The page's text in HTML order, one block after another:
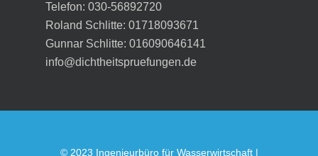
Telefon: 030-56892720
Roland Schlitte: 01718093671
Gunnar Schlitte: 016090646141
info@dichtheitspruefungen.de
© 2023 Ingenieurbüro für Wasserwirtschaft |